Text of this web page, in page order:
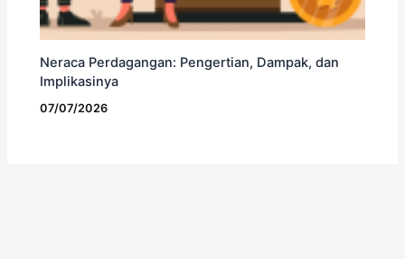
Neraca Perdagangan: Pengertian, Dampak, dan
Implikasinya
07/07/2026